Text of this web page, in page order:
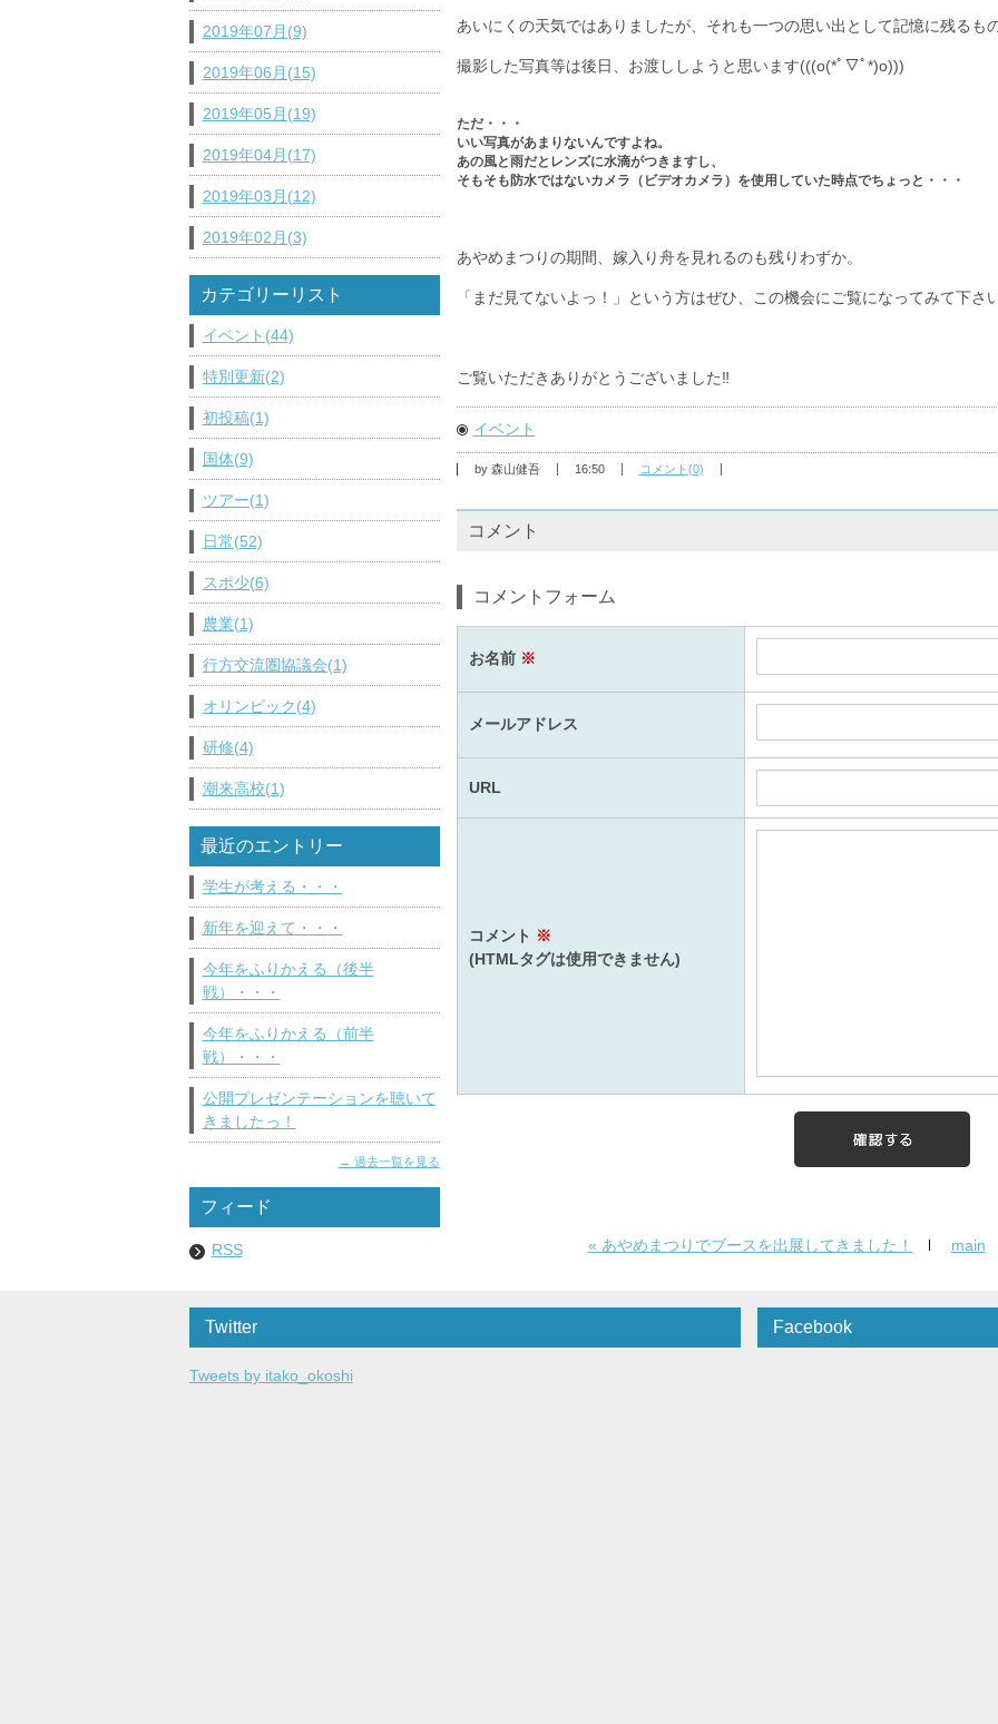
あいにくの天気ではありましたが、それも一つの思い出として記憶に残るも
撮影した写真等は後日、お渡ししようと思います(((o(*ﾟ▽ﾟ*)o)))
ただ・・・
いい写真があまりないんですよね。
あの風と雨だとレンズに水滴がつきますし、
そもそも防水ではないカメラ（ビデオカメラ）を使用していた時点でちょっと・・・
あやめまつりの期間、嫁入り舟を見れるのも残りわずか。
「まだ見てないよっ！」という方はぜひ、この機会にご覧になってみて下さ
ご覧いただきありがとうございました‼
イベント
by 森山健吾 16:50 コメント(0)
コメント
コメントフォーム
お名前 ※
メールアドレス
URL
コメント ※
(HTMLタグは使用できません)
« あやめまつりでブースを出展してきました！ main
2019年07月(9)
2019年06月(15)
2019年05月(19)
2019年04月(17)
2019年03月(12)
2019年02月(3)
カテゴリーリスト
イベント(44)
特別更新(2)
初投稿(1)
国体(9)
ツアー(1)
日常(52)
スポ少(6)
農業(1)
行方交流圏協議会(1)
オリンピック(4)
研修(4)
潮来高校(1)
最近のエントリー
学生が考える・・・
新年を迎えて・・・
今年をふりかえる（後半
戦）・・・
今年をふりかえる（前半
戦）・・・
公開プレゼンテーションを聴いて
きましたっ！
過去一覧を見る
フィード
RSS
Twitter
Tweets by itako_okoshi
Facebook